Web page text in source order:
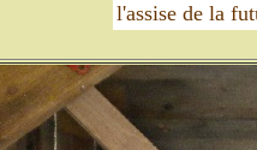
l'assise de la